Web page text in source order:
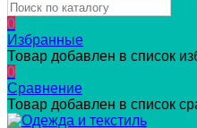
0
Избранные
Товар добавлен в список
0
Сравнение
Товар добавлен в список